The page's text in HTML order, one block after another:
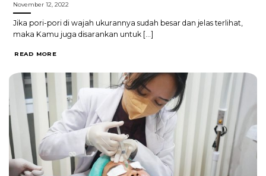
November 12, 2022
Jika pori-pori di wajah ukurannya sudah besar dan jelas terlihat,
maka Kamu juga disarankan untuk [...]
READ MORE